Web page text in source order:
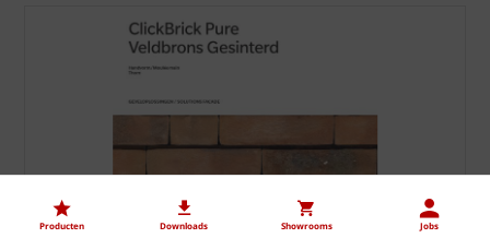
Producten Downloads Showrooms Jobs